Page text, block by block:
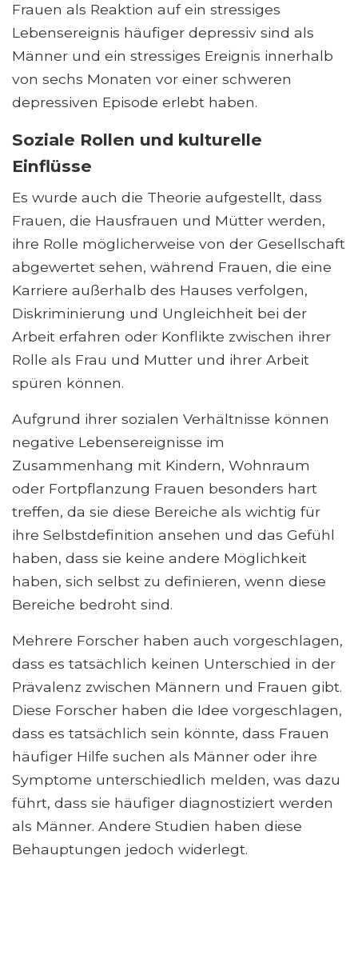
Frauen als Reaktion auf ein stressiges
Lebensereignis häufiger depressiv sind als
Männer und ein stressiges Ereignis innerhalb
von sechs Monaten vor einer schweren
depressiven Episode erlebt haben.
Soziale Rollen und kulturelle
Einflüsse
Es wurde auch die Theorie aufgestellt, dass
Frauen, die Hausfrauen und Mütter werden,
ihre Rolle möglicherweise von der Gesellschaft
abgewertet sehen, während Frauen, die eine
Karriere außerhalb des Hauses verfolgen,
Diskriminierung und Ungleichheit bei der
Arbeit erfahren oder Konflikte zwischen ihrer
Rolle als Frau und Mutter und ihrer Arbeit
spüren können.
Aufgrund ihrer sozialen Verhältnisse können
negative Lebensereignisse im
Zusammenhang mit Kindern, Wohnraum
oder Fortpflanzung Frauen besonders hart
treffen, da sie diese Bereiche als wichtig für
ihre Selbstdefinition ansehen und das Gefühl
haben, dass sie keine andere Möglichkeit
haben, sich selbst zu definieren, wenn diese
Bereiche bedroht sind.
Mehrere Forscher haben auch vorgeschlagen,
dass es tatsächlich keinen Unterschied in der
Prävalenz zwischen Männern und Frauen gibt.
Diese Forscher haben die Idee vorgeschlagen,
dass es tatsächlich sein könnte, dass Frauen
häufiger Hilfe suchen als Männer oder ihre
Symptome unterschiedlich melden, was dazu
führt, dass sie häufiger diagnostiziert werden
als Männer. Andere Studien haben diese
Behauptungen jedoch widerlegt.